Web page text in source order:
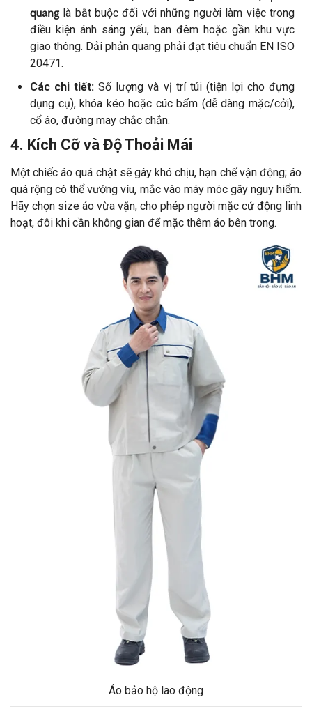
quang là bắt buộc đối với những người làm việc trong
điều kiện ánh sáng yếu, ban đêm hoặc gần khu vực
giao thông. Dải phản quang phải đạt tiêu chuẩn EN ISO
20471.
Các chi tiết: Số lượng và vị trí túi (tiện lợi cho đựng
dụng cụ), khóa kéo hoặc cúc bấm (dễ dàng mặc/cởi),
cổ áo, đường may chắc chắn.
4. Kích Cỡ và Độ Thoải Mái
Một chiếc áo quá chật sẽ gây khó chịu, hạn chế vận động; áo
quá rộng có thể vướng víu, mắc vào máy móc gây nguy hiểm.
Hãy chọn size áo vừa vặn, cho phép người mặc cử động linh
hoạt, đôi khi cần không gian để mặc thêm áo bên trong.
Áo bảo hộ lao động